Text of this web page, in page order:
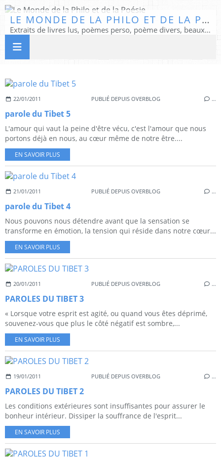
LE MONDE DE LA PHILO ET DE LA POÉSIE
Extraits de livres lus, poèmes perso, poème divers, beaux textes...
22/01/2011 PUBLIÉ DEPUIS OVERBLOG …
parole du Tibet 5
L'amour qui vaut la peine d'être vécu, c'est l'amour que nous
portons déjà en nous, au cœur même de notre être....
EN SAVOIR PLUS
21/01/2011 PUBLIÉ DEPUIS OVERBLOG …
parole du Tibet 4
Nous pouvons nous détendre avant que la sensation se
transforme en émotion, la tension qui réside dans notre cœur...
EN SAVOIR PLUS
20/01/2011 PUBLIÉ DEPUIS OVERBLOG …
PAROLES DU TIBET 3
« Lorsque votre esprit est agité, ou quand vous êtes déprimé,
souvenez-vous que plus le côté négatif est sombre,...
EN SAVOIR PLUS
19/01/2011 PUBLIÉ DEPUIS OVERBLOG …
PAROLES DU TIBET 2
Les conditions extérieures sont insuffisantes pour assurer le
bonheur intérieur. Dissiper la souffrance de l'esprit...
EN SAVOIR PLUS